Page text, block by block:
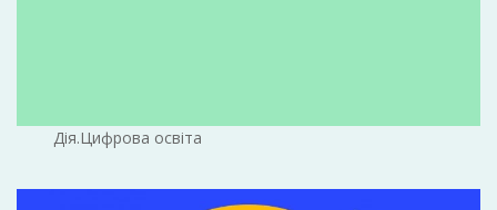
Дія.Цифрова освіта